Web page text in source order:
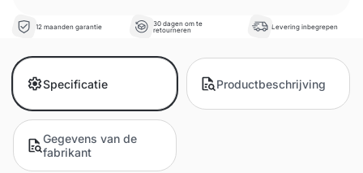
12 maanden garantie
30 dagen om te
retourneren
Levering inbegrepen
Specificatie Productbeschrijving
Gegevens van de
fabrikant